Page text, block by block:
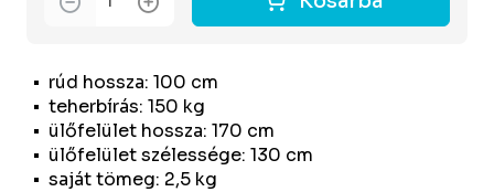
rúd hossza: 100 cm
teherbírás: 150 kg
ülőfelület hossza: 170 cm
ülőfelület szélessége: 130 cm
saját tömeg: 2,5 kg